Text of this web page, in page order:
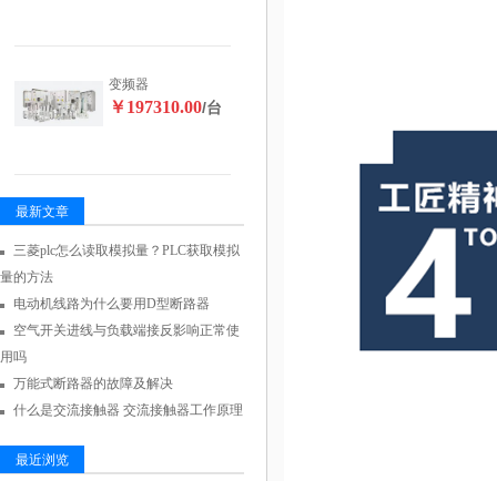
变频器
￥197310.00/台
最新文章
三菱plc怎么读取模拟量？PLC获取模拟
量的方法
电动机线路为什么要用D型断路器
空气开关进线与负载端接反影响正常使
用吗
万能式断路器的故障及解决
什么是交流接触器 交流接触器工作原理
最近浏览